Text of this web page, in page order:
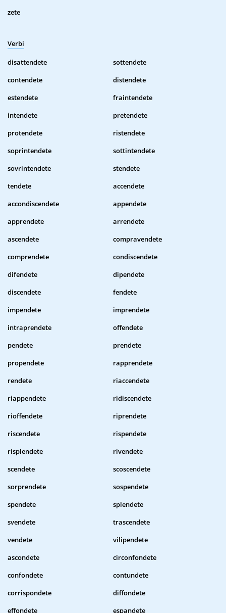
zete
Verbi
disattendete
sottendete
contendete
distendete
estendete
fraintendete
intendete
pretendete
protendete
ristendete
soprintendete
sottintendete
sovrintendete
stendete
tendete
accendete
accondiscendete
appendete
apprendete
arrendete
ascendete
compravendete
comprendete
condiscendete
difendete
dipendete
discendete
fendete
impendete
imprendete
intraprendete
offendete
pendete
prendete
propendete
rapprendete
rendete
riaccendete
riappendete
ridiscendete
rioffendete
riprendete
riscendete
rispendete
risplendete
rivendete
scendete
scoscendete
sorprendete
sospendete
spendete
splendete
svendete
trascendete
vendete
vilipendete
ascondete
circonfondete
confondete
contundete
corrispondete
diffondete
effondete
espandete